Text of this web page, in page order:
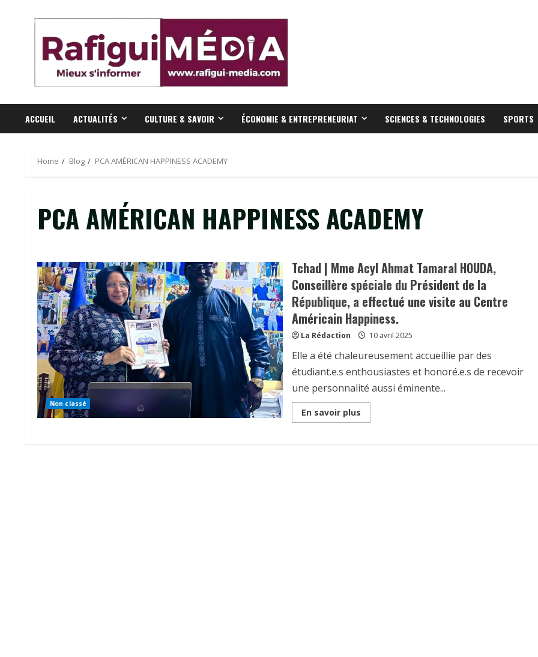
ACCUEIL ACTUALITÉS CULTURE & SAVOIR ÉCONOMIE & ENTREPRENEURIAT SCIENCES & TECHNOLOGIES SPORTS
Home Blog PCA AMÉRICAN HAPPINESS ACADEMY
PCA AMÉRICAN HAPPINESS ACADEMY
Non classé
Tchad | Mme Acyl Ahmat Tamaral HOUDA,
Conseillère spéciale du Président de la
République, a effectué une visite au Centre
Américain Happiness.
La Rédaction 10 avril 2025
Elle a été chaleureusement accueillie par des
étudiant.e.s enthousiastes et honoré.e.s de recevoir
une personnalité aussi éminente...
En savoir plusRead
more